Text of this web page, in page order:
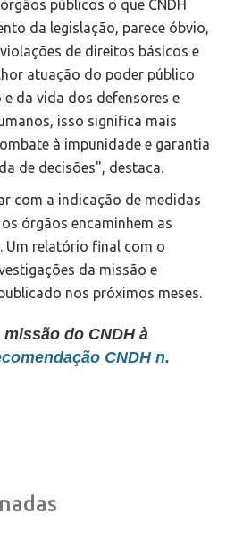
públicos o que CNDH
da legislação, parece óbvio,
de direitos básicos e
atuação do poder público
da vida dos defensores e
isso significa mais
à impunidade e garantia
de decisões", destaca.
com a indicação de medidas
órgãos encaminhem as
Um relatório final com o
da missão e
nos próximos meses.
do CNDH à
CNDH n.